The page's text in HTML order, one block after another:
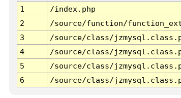
1
/index.php
2
/source/function/
3
/source/class/
4
/source/class/
5
/source/class/
6
/source/class/